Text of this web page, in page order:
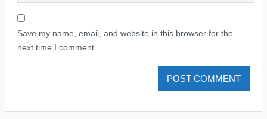
Save my name, email, and website in this browser for the
next time I comment.